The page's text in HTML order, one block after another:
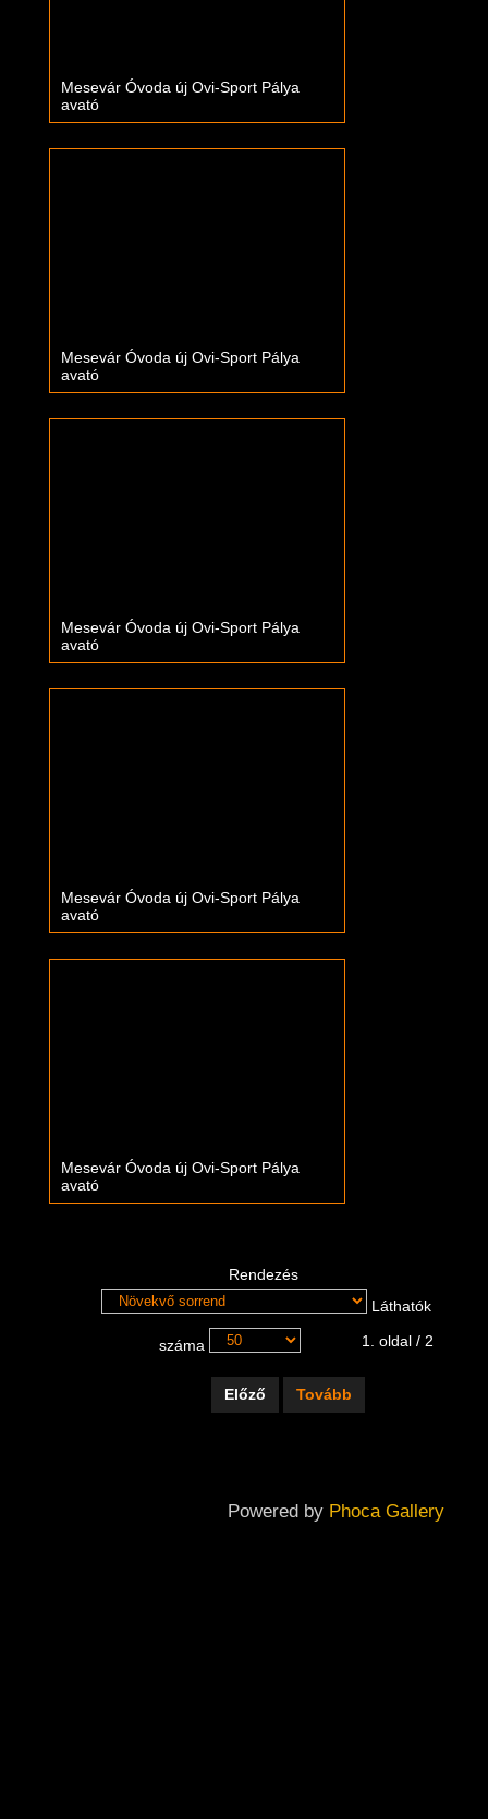
Mesevár Óvoda új Ovi-Sport Pálya
avató
Mesevár Óvoda új Ovi-Sport Pálya
avató
Mesevár Óvoda új Ovi-Sport Pálya
avató
Mesevár Óvoda új Ovi-Sport Pálya
avató
Mesevár Óvoda új Ovi-Sport Pálya
avató
Rendezés
Láthatók
száma 1. oldal / 2
Előző Tovább
Powered by Phoca Gallery